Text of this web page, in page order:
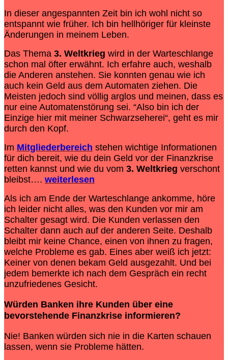
In dieser angespannten Zeit bin ich wohl nicht so
entspannt wie früher. Ich bin hellhöriger für kleinste
Änderungen in meinem Leben.
Das Thema 3. Weltkrieg wird in der Warteschlange
schon mal öfter erwähnt. Ich erfahre auch, weshalb
die Anderen anstehen. Sie konnten genau wie ich
auch kein Geld aus dem Automaten ziehen. Die
Meisten jedoch sind völlig arglos und meinen, dass es
nur eine Automatenstörung sei. “Also bin ich der
Einzige hier mit meiner Schwarzseherei“, geht es mir
durch den Kopf.
Im Mitgliederbereich stehen wichtige Informationen
für dich bereit, wie du dein Geld vor der Finanzkrise
retten kannst und wie du vom 3. Weltkrieg verschont
bleibst…. weiterlesen
Als ich am Ende der Warteschlange ankomme, höre
ich leider nicht alles, was den Kunden vor mir am
Schalter gesagt wird. Die Kunden verlassen den
Schalter dann auch auf der anderen Seite. Deshalb
bleibt mir keine Chance, einen von ihnen zu fragen,
welche Probleme es gab. Eines aber weiß ich jetzt:
Keiner von denen bekam Geld ausgezahlt. Und bei
jedem bemerkte ich nach dem Gespräch ein recht
unzufriedenes Gesicht.
Würden Banken ihre Kunden über eine
bevorstehende Finanzkrise informieren?
Nie! Banken würden sich nie in die Karten schauen
lassen, wenn sie Probleme hätten.